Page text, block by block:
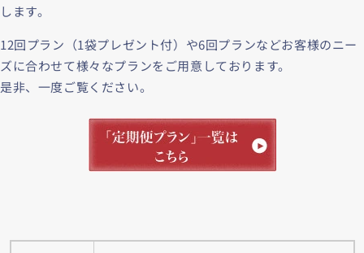
します。
12回プラン（1袋プレゼント付）や6回プランなどお客様のニー
ズに合わせて様々なプランをご用意しております。
是非、一度ご覧ください。